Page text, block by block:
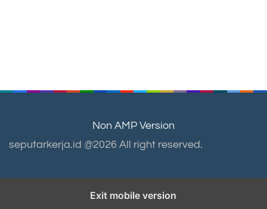
Non AMP Version
seputarkerja.id @2026 All right reserved.
Exit mobile version